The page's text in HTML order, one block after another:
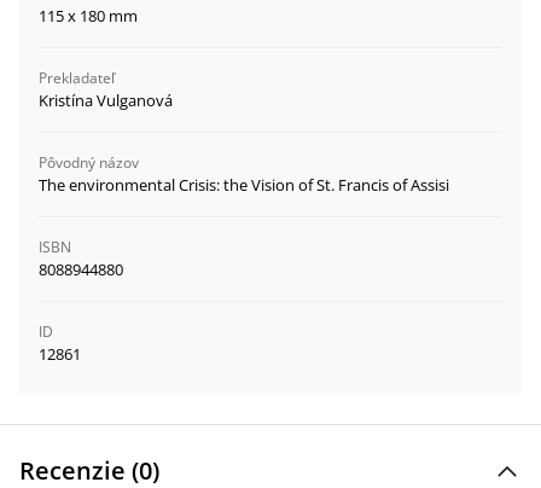
115 x 180 mm
Prekladateľ
Kristína Vulganová
Pôvodný názov
The environmental Crisis: the Vision of St. Francis of Assisi
ISBN
8088944880
ID
12861
Recenzie (0)